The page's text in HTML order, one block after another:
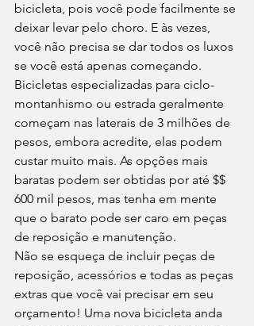
bicicleta, pois você pode facilmente se
deixar levar pelo choro. E às vezes,
você não precisa se dar todos os luxos
se você está apenas começando.
Bicicletas especializadas para ciclo-
montanhismo ou estrada geralmente
começam nas laterais de 3 milhões de
pesos, embora acredite, elas podem
custar muito mais. As opções mais
baratas podem ser obtidas por até $$
600 mil pesos, mas tenha em mente
que o barato pode ser caro em peças
de reposição e manutenção.
Não se esqueça de incluir peças de
reposição, acessórios e todas as peças
extras que você vai precisar em seu
orçamento! Uma nova bicicleta anda